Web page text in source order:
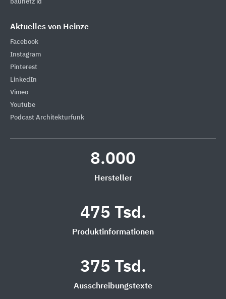
baunetz id
Aktuelles von Heinze
Facebook
Instagram
Pinterest
LinkedIn
Vimeo
Youtube
Podcast Architekturfunk
8.000
Hersteller
475 Tsd.
Produktinformationen
375 Tsd.
Ausschreibungstexte